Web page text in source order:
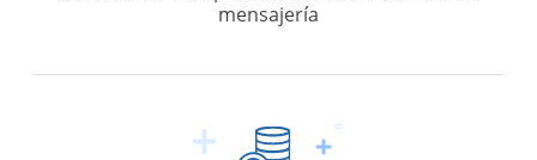
mensajería